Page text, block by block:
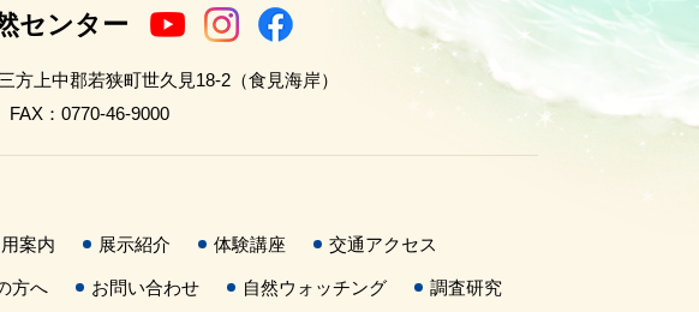
センター
上中郡若狭町世久見18-2（食見海岸）
：0770-46-9000
案内 展示紹介 体験講座 交通アクセス
方へ お問い合わせ 自然ウォッチング 調査研究